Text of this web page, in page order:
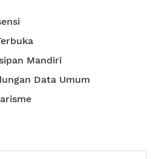
Mandiri
Data Umum